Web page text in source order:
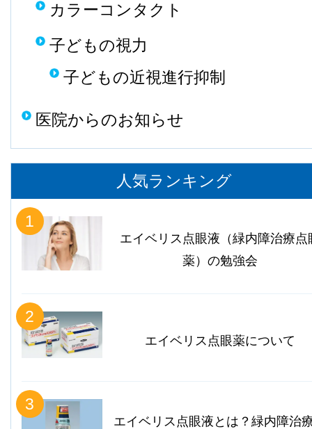
カラーコンタクト
子どもの視力
子どもの近視進行抑制
医院からのお知らせ
人気ランキング
1
エイベリス点眼液（緑内障治療点
薬）の勉強会
2
エイベリス点眼薬について
3
エイベリス点眼液とは？緑内障治